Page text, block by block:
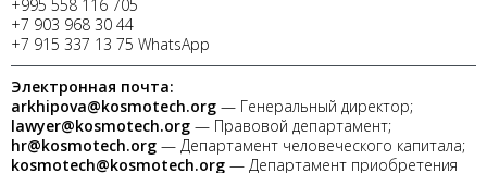
+995 558 116 705
+7 903 968 30 44
+7 915 337 13 75 WhatsApp
Электронная почта:
arkhipova@kosmotech.org — Генеральный директор;
lawyer@kosmotech.org — Правовой департамент;
hr@kosmotech.org — Департамент человеческого капитала;
kosmotech@kosmotech.org — Департамент приобретения